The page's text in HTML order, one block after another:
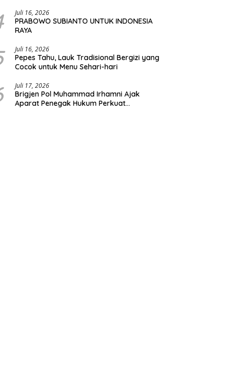
Juli 16, 2026
PRABOWO SUBIANTO UNTUK INDONESIA
RAYA
Juli 16, 2026
Pepes Tahu, Lauk Tradisional Bergizi yang
Cocok untuk Menu Sehari-hari
Juli 17, 2026
Brigjen Pol Muhammad Irhamni Ajak
Aparat Penegak Hukum Perkuat